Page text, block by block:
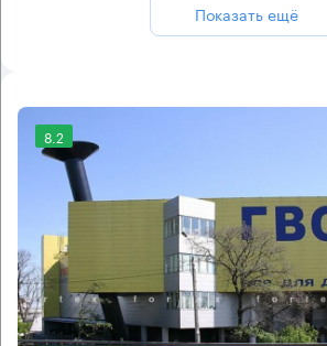
Показать ещё
8.2